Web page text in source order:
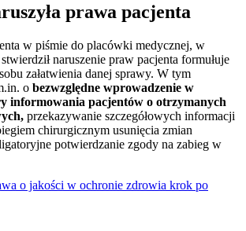
prawa pacjenta
w piśmie do placówki medycznej, w
naruszenie praw pacjenta formułuje
załatwienia danej sprawy. W tym
o bezwzględne wprowadzenie w
informowania pacjentów o otrzymanych
przekazywanie szczegółowych informacji
chirurgicznym usunięcia zmian
potwierdzanie zgody na zabieg w
o jakości w ochronie zdrowia krok po